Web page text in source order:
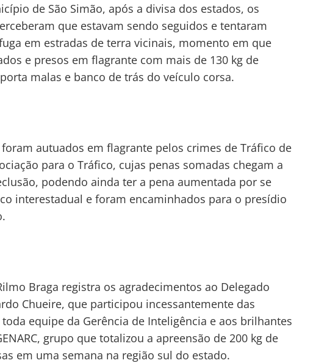
de São Simão, após a divisa dos estados, os
que estavam sendo seguidos e tentaram
em estradas de terra vicinais, momento em que
e presos em flagrante com mais de 130 kg de
malas e banco de trás do veículo corsa.
autuados em flagrante pelos crimes de Tráfico de
para o Tráfico, cujas penas somadas chegam a
podendo ainda ter a pena aumentada por se
interestadual e foram encaminhados para o presídio
Braga registra os agradecimentos ao Delegado
Chueire, que participou incessantemente das
equipe da Gerência de Inteligência e aos brilhantes
grupo que totalizou a apreensão de 200 kg de
em uma semana na região sul do estado.